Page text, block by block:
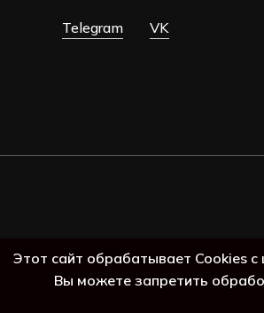
Telegram VK
Этот сайт обрабатывает Cookies
Вы можете запретить